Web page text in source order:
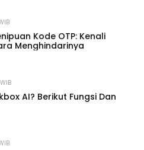
Kode OTP: Kenali
Menghindarinya
AI? Berikut Fungsi Dan